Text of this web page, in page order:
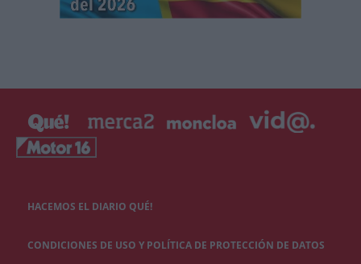
HACEMOS EL DIARIO QUÉ!
CONDICIONES DE USO Y POLÍTICA DE PROTECCIÓN DE DATOS